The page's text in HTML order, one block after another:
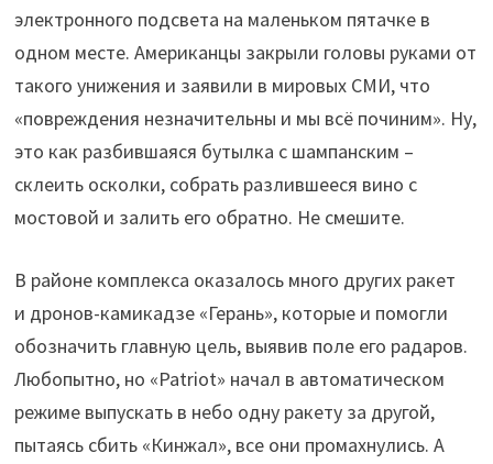
электронного подсвета на маленьком пятачке в
одном месте. Американцы закрыли головы руками от
такого унижения и заявили в мировых СМИ, что
«повреждения незначительны и мы всё починим». Ну,
это как разбившаяся бутылка с шампанским –
склеить осколки, собрать разлившееся вино с
мостовой и залить его обратно. Не смешите.
В районе комплекса оказалось много других ракет
и дронов-камикадзе «Герань», которые и помогли
обозначить главную цель, выявив поле его радаров.
Любопытно, но «Patriot» начал в автоматическом
режиме выпускать в небо одну ракету за другой,
пытаясь сбить «Кинжал», все они промахнулись. А